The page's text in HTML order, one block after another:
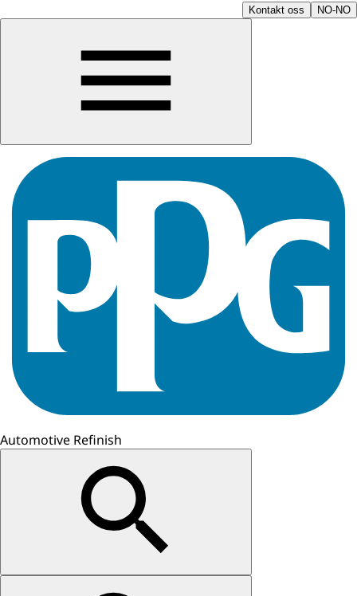
Kontakt oss NO-NO
Automotive Refinish